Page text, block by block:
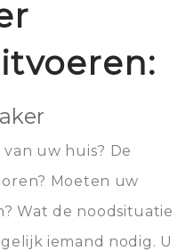
uw huis? De
Moeten uw
Wat de noodsituatie
iemand nodig. U